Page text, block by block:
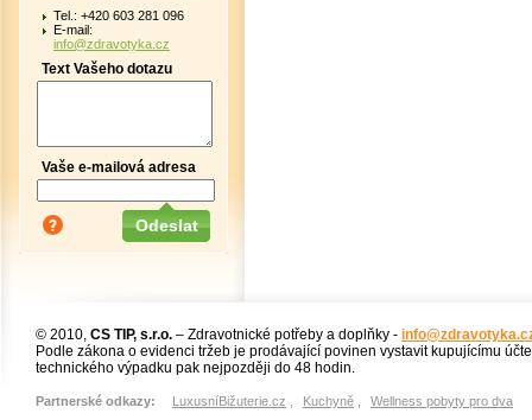
Tel.: +420 603 281 096
E-mail:
info@zdravotyka.cz
Text Vašeho dotazu
Vaše e-mailová adresa
© 2010, CS TIP, s.r.o. – Zdravotnické potřeby a doplňky -
Podle zákona o evidenci tržeb je prodávající povinen vystavit kupujícímu
technického výpadku pak nejpozději do 48 hodin.
Partnerské odkazy: LuxusníBižuterie.cz Kuchyně Wellness pobyty pro dva